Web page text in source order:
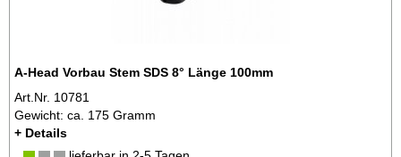
A-Head Vorbau Stem SDS 8° Länge 100mm
Art.Nr. 10781
Gewicht: ca. 175 Gramm
+ Details